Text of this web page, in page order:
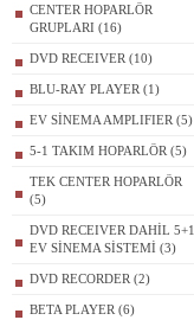
CENTER HOPARLÖR
GRUPLARI (16)
DVD RECEIVER (10)
BLU-RAY PLAYER (1)
EV SİNEMA AMPLIFIER (5)
5-1 TAKIM HOPARLÖR (5)
TEK CENTER HOPARLÖR
(5)
DVD RECEIVER DAHİL 5+1
EV SİNEMA SİSTEMİ (3)
DVD RECORDER (2)
BETA PLAYER (6)